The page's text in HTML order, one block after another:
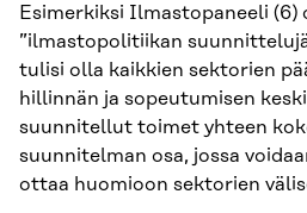
Esimerkiksi Ilmastopaneeli
”ilmastopolitiikan
tulisi olla kaikkien sektorien
hillinnän ja sopeutumisen
suunnitellut toimet yhteen
suunnitelman osa, jossa
ottaa huomioon sektorien